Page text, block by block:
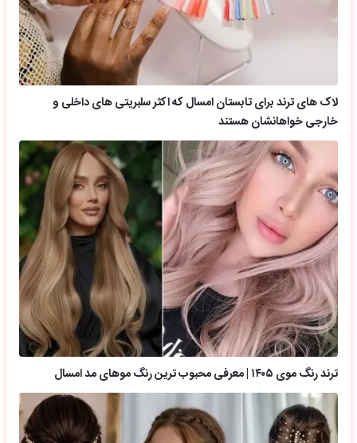
لاک های ترند برای تابستان امسال که اکثر سلبریتی های داخلی و
خارجی خواهانشان هستند
ترند رنگ موی ۱۴۰۵ | معرفی محبوب ترین رنگ موهای مد امسال